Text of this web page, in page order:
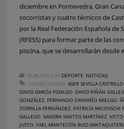
diciembre en Pontevedra, Gran
socorristas y cuatro técnicos de
por la Real Federación Española de
(RFESS) para formar parte de las
piscina, que se desarrollarán desde
PUBLISHED IN DEPORTE NOTICIAS
TAGGED UNDER: ASER SEVILLA CASTRILLO
DAVID GARCÍA FIDALGO DAVID PIÑÁN
GONZÁLEZ FERNANDO ZANFAÑO MIELGO
ZORRILLA FERNÁNDEZ PATRICIA MICOVSCHI
GALLEGO SANDRA SANTOS MARTÍNEZ
JUSTO YAEL MANTECÓN RUIZ-